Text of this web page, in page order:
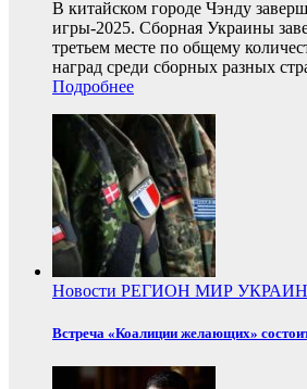
В китайском городе Чэнду
игры-2025. Сборная Украины
третьем месте по общему
наград среди сборных разных
Подробнее
Новости РЕГИОН МИР
Встреча «Коалиции желающих»